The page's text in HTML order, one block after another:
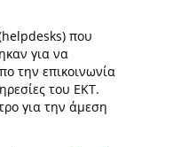
που
για να
την επικοινωνία
του ΕΚΤ.
για την άμεση